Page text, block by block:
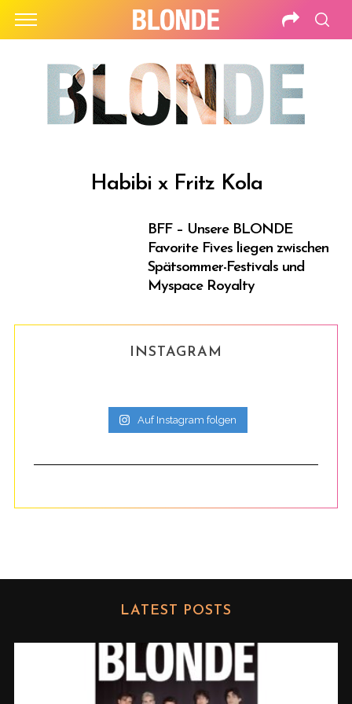
Habibi x Fritz Kola
BFF – Unsere BLONDE
Favorite Fives liegen zwischen
Spätsommer-Festivals und
Myspace Royalty
INSTAGRAM
Auf Instagram folgen
LATEST POSTS